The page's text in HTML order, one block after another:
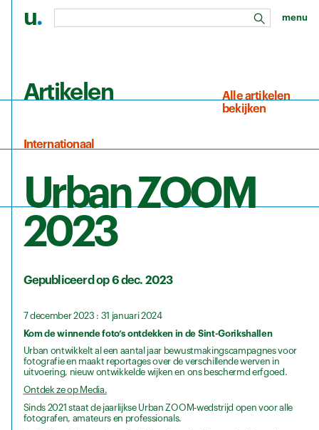
u. zoeken
menu
Artikelen
Alle artikelen
bekijken
Internationaal
Urban ZOOM
2023
Gepubliceerd op 6 dec. 2023
7 december 2023 : 31 januari 2024
Kom de winnende foto’s ontdekken in de Sint-Gorikshallen
Urban ontwikkelt al een aantal jaar bewustmakingscampagnes voor
fotografie en maakt reportages over de verschillende werven in
uitvoering, nieuw ontwikkelde wijken en ons beschermd erfgoed.
Ontdek ze op Media.
Sinds 2021 staat de jaarlijkse Urban ZOOM-wedstrijd open voor alle
fotografen, amateurs en professionals.